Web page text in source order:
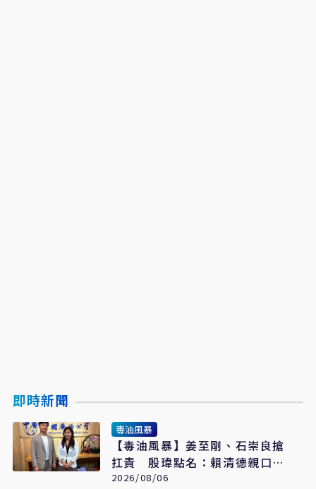
即時新聞
毒油風暴
【毒油風暴】姜至剛、石崇良搶
扛責 殷瑋點名：賴清德親口背
書20%毒油放行
2026/08/06